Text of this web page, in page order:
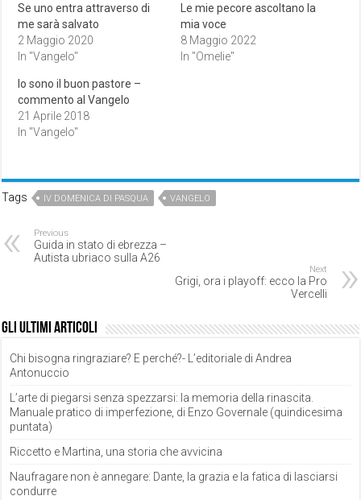
Se uno entra attraverso di
me sarà salvato
2 Maggio 2020
In "Vangelo"
Le mie pecore ascoltano la
mia voce
8 Maggio 2022
In "Omelie"
Io sono il buon pastore –
commento al Vangelo
21 Aprile 2018
In "Vangelo"
Tags IV DOMENICA DI PASQUA VANGELO
Previous
Guida in stato di ebrezza –
Autista ubriaco sulla A26
Next
Grigi, ora i playoff: ecco la Pro
Vercelli
Gli ultimi articoli
Chi bisogna ringraziare? E perché?- L’editoriale di Andrea
Antonuccio
L’arte di piegarsi senza spezzarsi: la memoria della rinascita.
Manuale pratico di imperfezione, di Enzo Governale (quindicesima
puntata)
Riccetto e Martina, una storia che avvicina
Naufragare non è annegare: Dante, la grazia e la fatica di lasciarsi
condurre